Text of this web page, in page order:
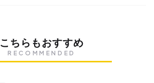
こちらもおすすめ
RECOMMENDED